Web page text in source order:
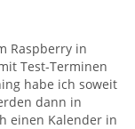
Raspberry in
Test-Terminen
habe ich soweit
dann in
einen Kalender in